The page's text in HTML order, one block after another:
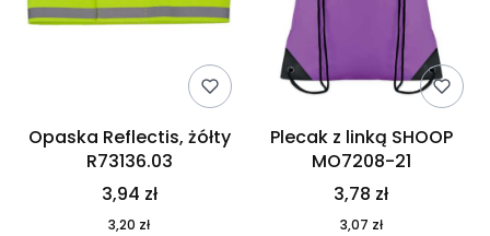
Opaska Reflectis, żółty
R73136.03
3,94 zł
3,20 zł
Plecak z linką SHOOP
MO7208-21
3,78 zł
3,07 zł